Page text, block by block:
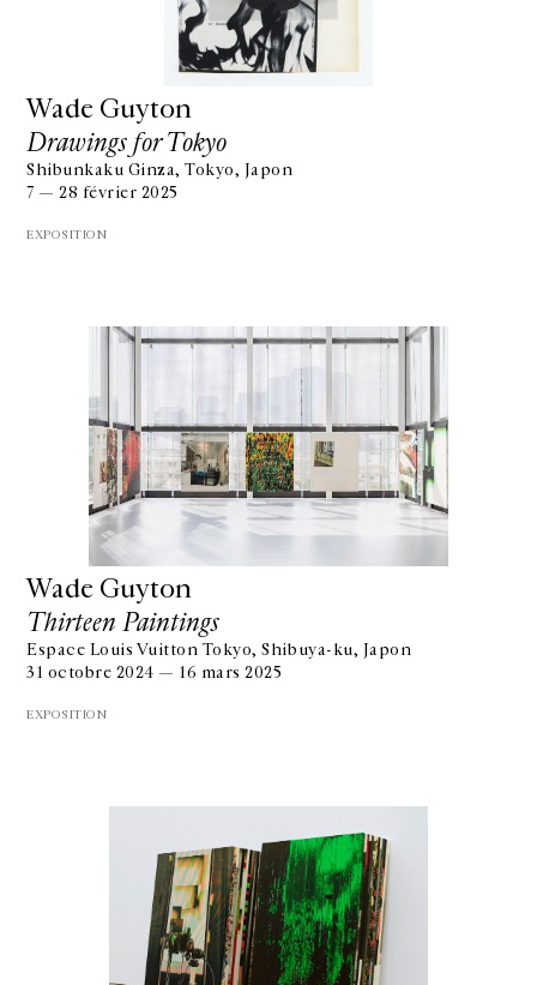
Wade Guyton
Drawings for Tokyo
Shibunkaku Ginza, Tokyo, Japon
7 — 28 février 2025
EXPOSITION
Wade Guyton
Thirteen Paintings
Espace Louis Vuitton Tokyo, Shibuya-ku, Japon
31 octobre 2024 — 16 mars 2025
EXPOSITION